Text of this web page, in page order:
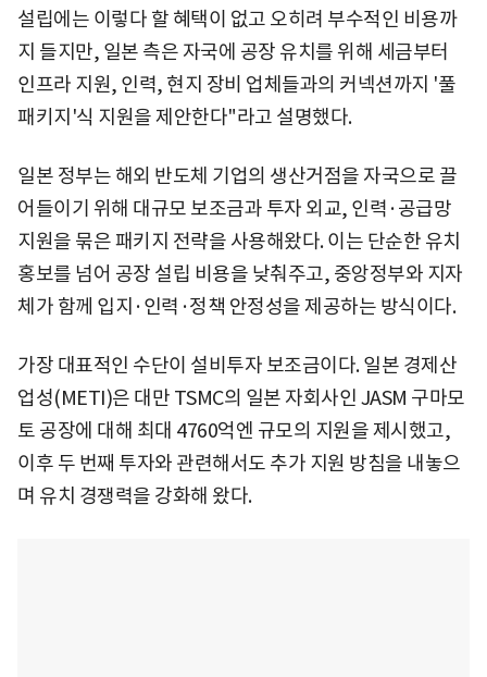
설립에는 이렇다 할 혜택이 없고 오히려 부수적인 비용까
지 들지만, 일본 측은 자국에 공장 유치를 위해 세금부터
인프라 지원, 인력, 현지 장비 업체들과의 커넥션까지 '풀
패키지'식 지원을 제안한다"라고 설명했다.
일본 정부는 해외 반도체 기업의 생산거점을 자국으로 끌
어들이기 위해 대규모 보조금과 투자 외교, 인력·공급망
지원을 묶은 패키지 전략을 사용해왔다. 이는 단순한 유치
홍보를 넘어 공장 설립 비용을 낮춰주고, 중앙정부와 지자
체가 함께 입지·인력·정책 안정성을 제공하는 방식이다.
가장 대표적인 수단이 설비투자 보조금이다. 일본 경제산
업성(METI)은 대만 TSMC의 일본 자회사인 JASM 구마모
토 공장에 대해 최대 4760억엔 규모의 지원을 제시했고,
이후 두 번째 투자와 관련해서도 추가 지원 방침을 내놓으
며 유치 경쟁력을 강화해 왔다.